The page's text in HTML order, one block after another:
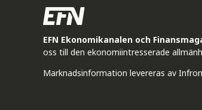
EFN Ekonomikanalen och
oss till den ekonomiintresserade
Marknadsinformation levereras av